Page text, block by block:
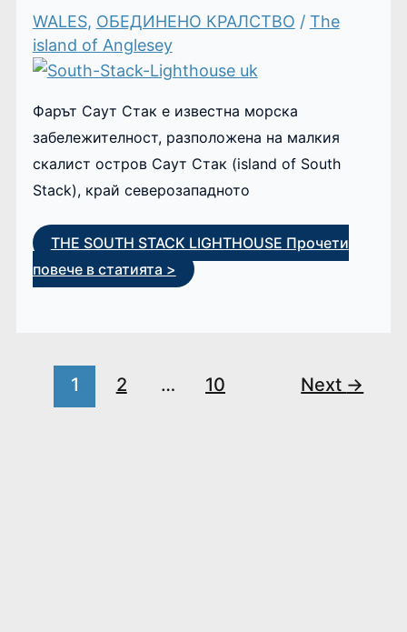
WALES, ОБЕДИНЕНО КРАЛСТВО / The
island of Anglesey
Фарът Саут Стак е известна морска
забележителност, разположена на малкия
скалист остров Саут Стак (island of South
Stack), край северозападното
THE SOUTH STACK LIGHTHOUSE Прочети
повече в статията >
1 2 … 10 Next →